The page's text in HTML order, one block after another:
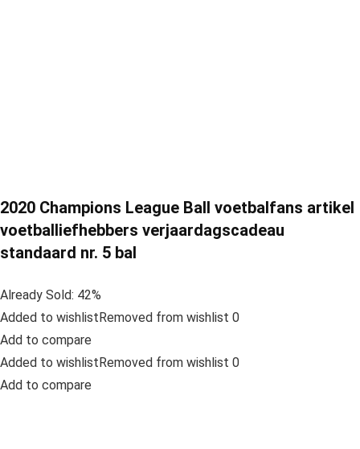
2020 Champions League Ball voetbalfans artikel
voetballiefhebbers verjaardagscadeau
standaard nr. 5 bal
Already Sold: 42%
Added to wishlistRemoved from wishlist 0
Add to compare
Added to wishlistRemoved from wishlist 0
Add to compare